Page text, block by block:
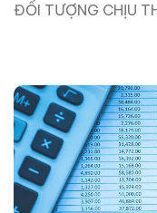
ĐỐI TƯỢNG CHỊU